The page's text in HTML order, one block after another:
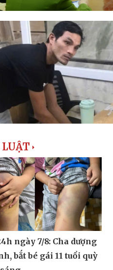
LUẬT
ngày 7/8: Cha dượng
bắt bé gái 11 tuổi quỳ